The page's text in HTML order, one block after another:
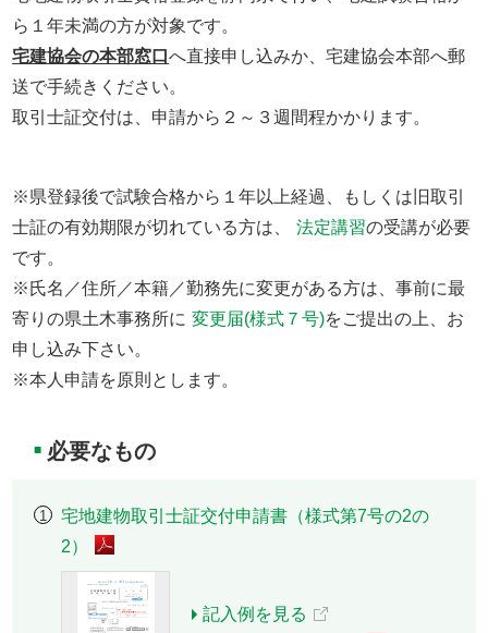
ら１年未満の方が対象です。
宅建協会の本部窓口へ直接申し込みか、宅建協会本部へ郵
送で手続きください。
取引士証交付は、申請から２～３週間程かかります。
※県登録後で試験合格から１年以上経過、もしくは旧取引
士証の有効期限が切れている方は、
法定講習の受講が必要
です。
※氏名／住所／本籍／勤務先に変更がある方は、事前に最
寄りの県土木事務所に 変更届(様式７号)をご提出の上、お
申し込み下さい。
※本人申請を原則とします。
■ 必要なもの
宅地建物取引士証交付申請書（様式第7号の2の
2）
記入例を見る